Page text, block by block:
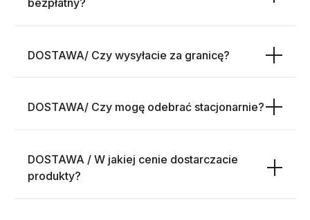
bezpłatny?
DOSTAWA/ Czy wysyłacie za granicę?
DOSTAWA/ Czy mogę odebrać stacjonarnie?
DOSTAWA / W jakiej cenie dostarczacie
produkty?